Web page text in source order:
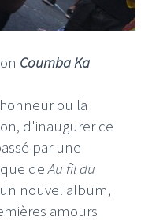
Coumba Ka
ou la
d'inaugurer ce
par une
deAu fil du
nouvel album,
amours